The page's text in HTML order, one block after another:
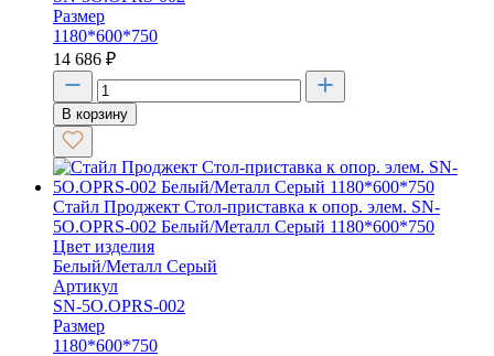
Размер
1180*600*750
14 686 ₽
В корзину
Стайл Проджект Стол-приставка к опор. элем. SN-
5O.OPRS-002 Белый/Металл Серый 1180*600*750
Цвет изделия
Белый/Металл Серый
Артикул
SN-5O.OPRS-002
Размер
1180*600*750